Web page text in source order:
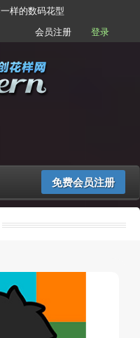
样的数码花型
会员注册
登录
免费会员注册